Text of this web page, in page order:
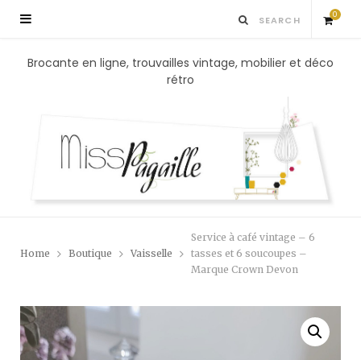
0
S
p
g
Brocante en ligne, trouvailles vintage, mobilier et déco
rétro
Home Boutique Vaisselle
Service à café vintage – 6
tasses et 6 soucoupes –
Marque Crown Devon